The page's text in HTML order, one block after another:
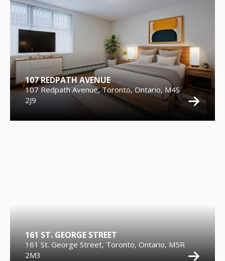
107 REDPATH AVENUE
107 Redpath Avenue, Toronto, Ontario, M4S
2J9
161 ST. GEORGE STREET
161 St. George Street, Toronto, Ontario, M5R
2M3